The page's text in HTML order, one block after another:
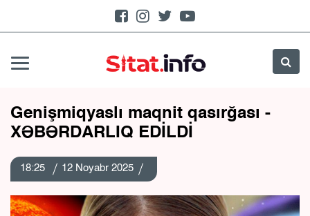
Genişmiqyaslı maqnit qasırğası -
XƏBƏRDARLIQ EDİLDİ
18:25 12 Noyabr 2025